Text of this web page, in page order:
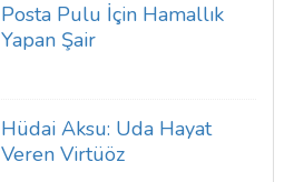
Posta Pulu İçin Hamallık
Yapan Şair
Hüdai Aksu: Uda Hayat
Veren Virtüöz